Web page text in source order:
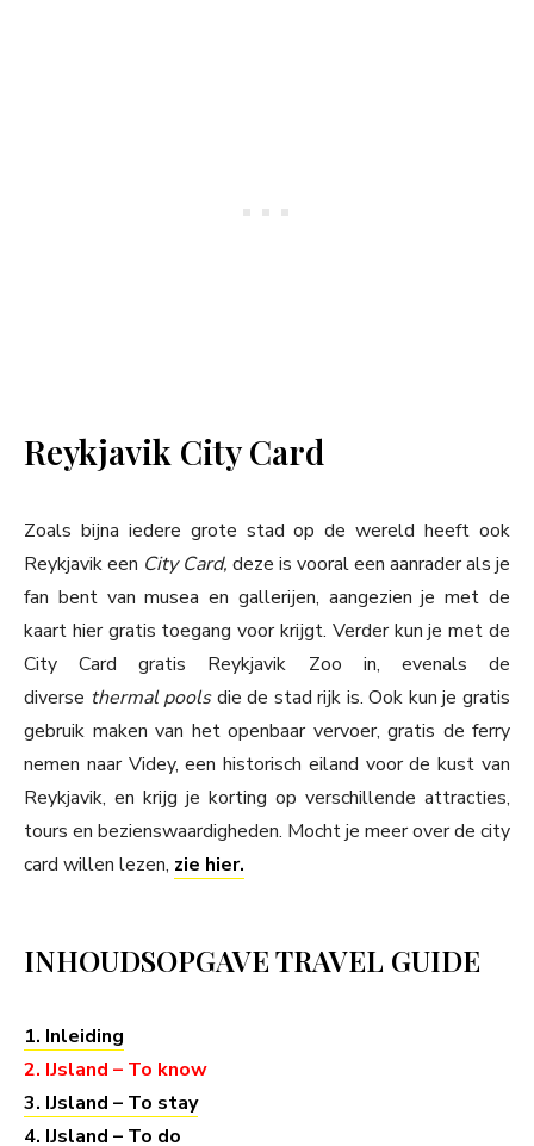
Reykjavik City Card
Zoals bijna iedere grote stad op de wereld heeft ook
Reykjavik een City Card, deze is vooral een aanrader als je
fan bent van musea en gallerijen, aangezien je met de
kaart hier gratis toegang voor krijgt. Verder kun je met de
City Card gratis Reykjavik Zoo in, evenals de
diverse thermal poolsdie de stad rijk is. Ook kun je gratis
gebruik maken van het openbaar vervoer, gratis de ferry
nemen naar Videy, een historisch eiland voor de kust van
Reykjavik, en krijg je korting op verschillende attracties,
tours en bezienswaardigheden. Mocht je meer over de city
card willen lezen, zie hier.
INHOUDSOPGAVE TRAVEL GUIDE
1. Inleiding
2. IJsland – To know
3. IJsland – To stay
4. IJsland – To do